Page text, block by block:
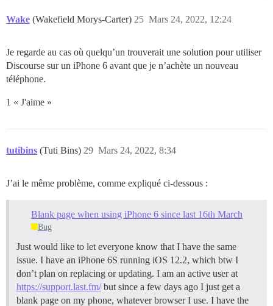
Wake (Wakefield Morys-Carter) Mars 24, 2022, 12:24
25
Je regarde au cas où quelqu’un trouverait une solution pour utiliser
Discourse sur un iPhone 6 avant que je n’achète un nouveau
téléphone.
1 « J'aime »
tutibins (Tuti Bins) Mars 24, 2022, 8:34
29
J’ai le même problème, comme expliqué ci-dessous :
Blank page when using iPhone 6 since last 16th March
Bug
Just would like to let everyone know that I have the same
issue. I have an iPhone 6S running iOS 12.2, which btw I
don’t plan on replacing or updating. I am an active user at
https://support.last.fm/but since a few days ago I just get a
blank page on my phone, whatever browser I use. I have the